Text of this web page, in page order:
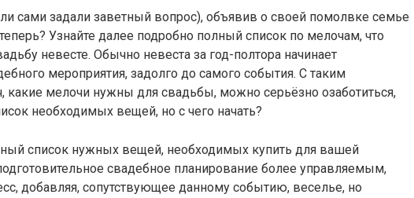
сами задали заветный вопрос), объявив о своей помолвке семье
Узнайте далее подробно полный список по мелочам, что
невесте. Обычно невеста за год-полтора начинает
мероприятия, задолго до самого события. С таким
какие мелочи нужны для свадьбы, можно серьёзно озаботиться,
необходимых вещей, но с чего начать?
список нужных вещей, необходимых купить для вашей
свадебное планирование более управляемым,
добавляя, сопутствующее данному событию, веселье, но